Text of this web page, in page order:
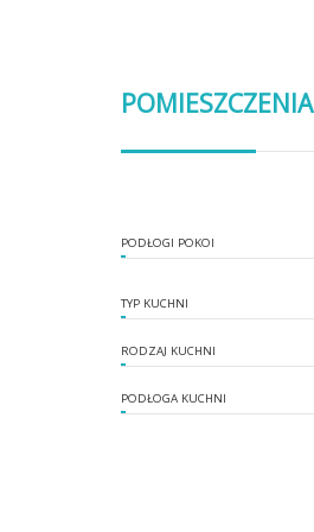
POMIESZCZENIA
PODŁOGI POKOI
TYP KUCHNI
RODZAJ KUCHNI
PODŁOGA KUCHNI